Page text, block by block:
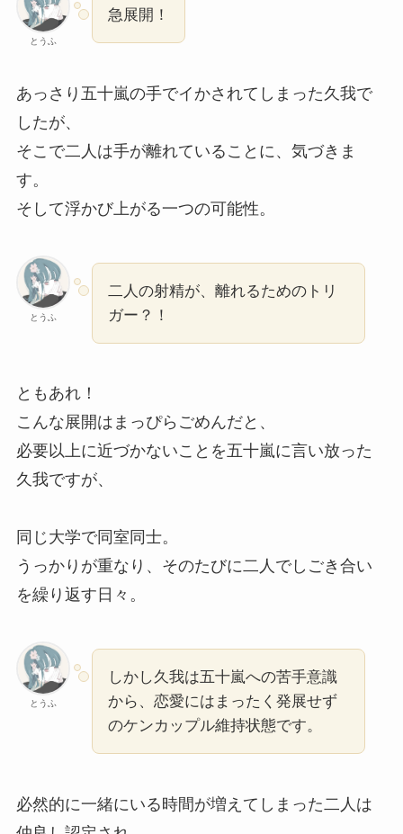
とうふ
急展開！
あっさり五十嵐の手でイかされてしまった久我で
したが、
そこで二人は手が離れていることに、気づきま
す。
そして浮かび上がる一つの可能性。
とうふ
二人の射精が、離れるためのトリ
ガー？！
ともあれ！
こんな展開はまっぴらごめんだと、
必要以上に近づかないことを五十嵐に言い放った
久我ですが、
同じ大学で同室同士。
うっかりが重なり、そのたびに二人でしごき合い
を繰り返す日々。
とうふ
しかし久我は五十嵐への苦手意識
から、恋愛にはまったく発展せず
のケンカップル維持状態です。
必然的に一緒にいる時間が増えてしまった二人は